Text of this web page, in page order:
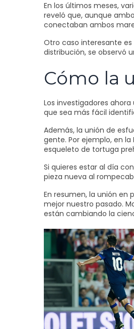
En los últimos meses,
reveló que, aunque
conectaban ambos
Otro caso interesante es
distribución, se observó
Cómo la
Los investigadores
que sea más fácil
Además, la unión de
gente. Por ejemplo, en
esqueleto de tortuga
Si quieres estar al día
pieza nueva al
En resumen, la unión
mejor nuestro pasado.
están cambiando la